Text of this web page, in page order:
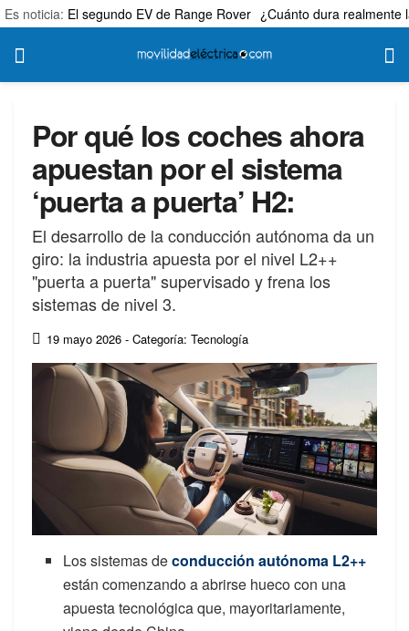
Es noticia: El segundo EV de Range Rover ¿Cuánto dura realmente
Por qué los coches ahora
apuestan por el sistema
‘puerta a puerta’ H2:
El desarrollo de la conducción autónoma da un
giro: la industria apuesta por el nivel L2++
"puerta a puerta" supervisado y frena los
sistemas de nivel 3.
19 mayo 2026 - Categoría: Tecnología
Los sistemas deconducción autónoma L2++
están comenzando a abrirse hueco con una
apuesta tecnológica que, mayoritariamente,